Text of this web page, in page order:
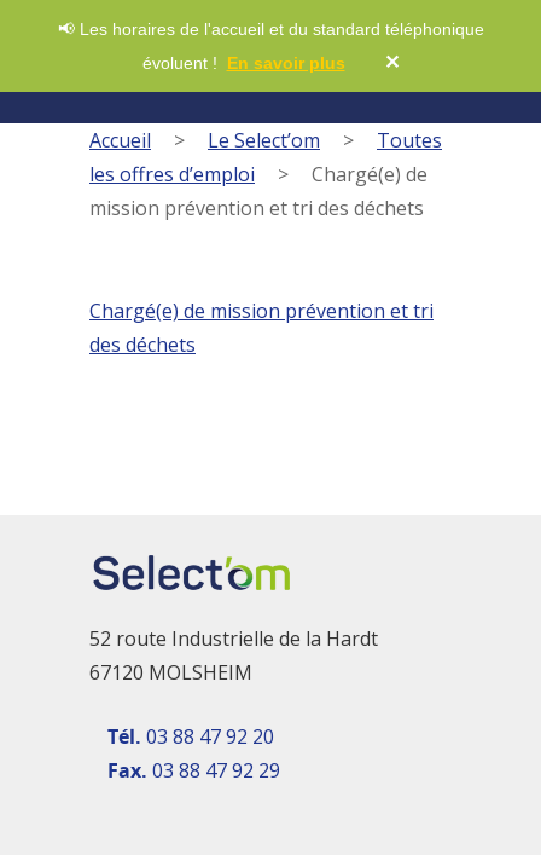
📢 Les horaires de l'accueil et du standard téléphonique
évoluent ! En savoir plus ✕
Accueil > Le Select’om >
Toutes
les offres d’emploi
>
Chargé(e) de
mission prévention et tri des déchets
Chargé(e) de mission prévention et tri
des déchets
52 route Industrielle de la Hardt
67120 MOLSHEIM
Tél. 03 88 47 92 20
Fax. 03 88 47 92 29